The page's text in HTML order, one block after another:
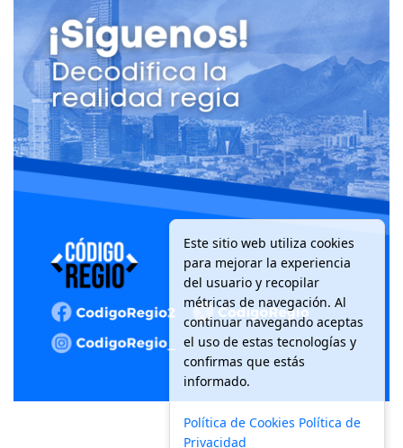
Este sitio web utiliza cookies
para mejorar la experiencia
del usuario y recopilar
métricas de navegación. Al
continuar navegando aceptas
el uso de estas tecnologías y
confirmas que estás
informado.
Política de Cookies Política de
Privacidad